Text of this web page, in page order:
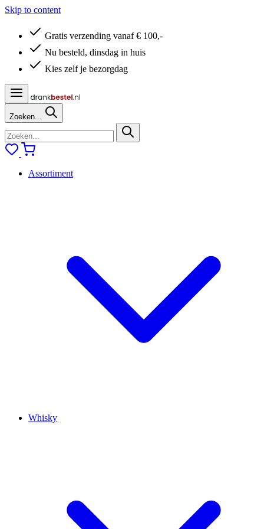
Skip to content
Gratis verzending vanaf € 100,-
Nu besteld, dinsdag in huis
Kies zelf je bezorgdag
Zoeken...
Assortiment
Whisky